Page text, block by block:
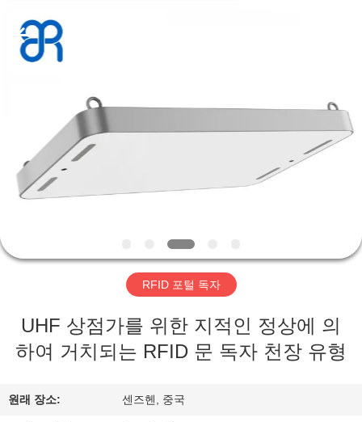
품
동
영
VR
Shenzhen
Bowei
RFID
Technology
RFID 포털 독자
UHF 상점가를 위한 지적인 정상에 의
하여 거치되는 RFID 문 독자 천장 유형
원래 장소: 센즈헨, 중국